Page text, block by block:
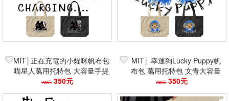
MIT│正在充電的小貓咪帆布包
喵星人萬用托特包 大容量手提
袋 趣味貓咪插畫 學生上班族
必備購物袋
780元 350元
MIT│ 幸運狗Lucky Puppy帆
布包 萬用托特包 文青大容量
手提袋 學生上班族購物袋
780元 350元